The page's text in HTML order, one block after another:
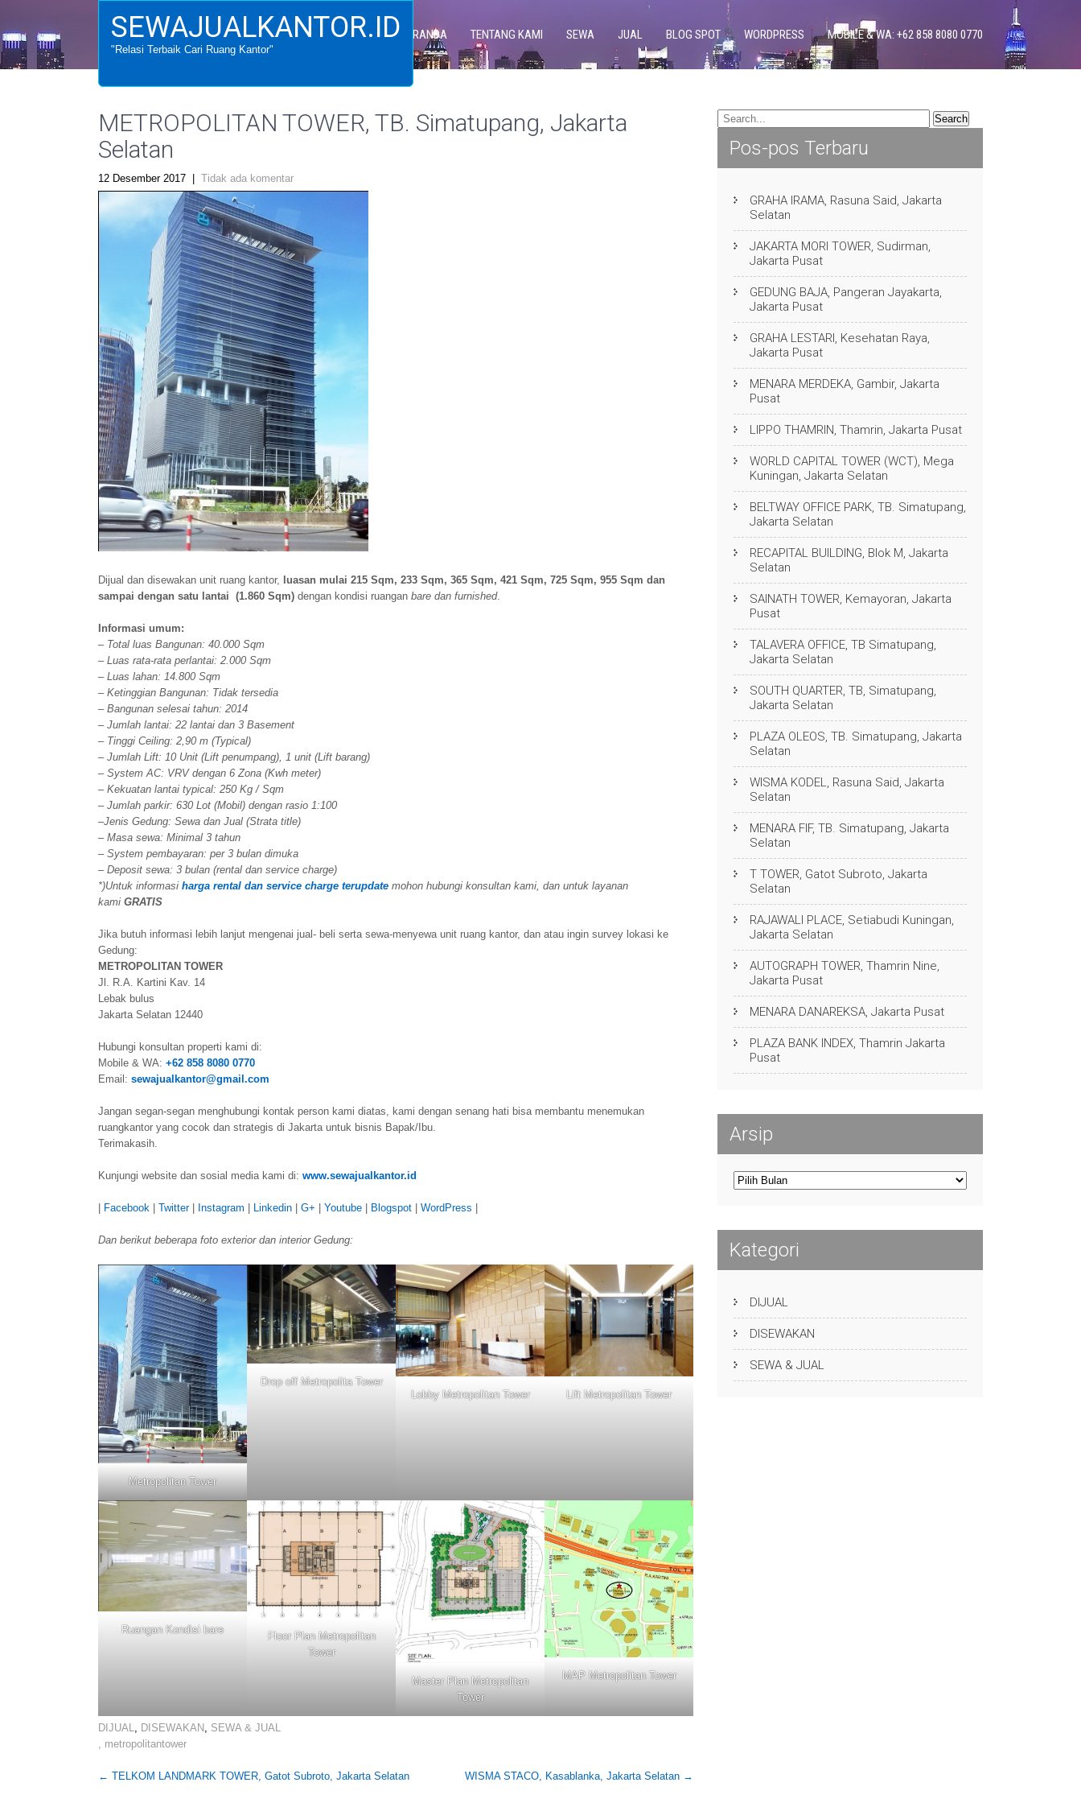
SEWAJUALKANTOR.ID
"Relasi Terbaik Cari Ruang Kantor"
BERANDA TENTANG KAMI SEWA JUAL BLOG SPOT WORDPRESS MOBILE & WA: +62 858 8080 0770
METROPOLITAN TOWER, TB. Simatupang, Jakarta
Selatan
12 Desember 2017 Tidak ada komentar
Dijual dan disewakan unit ruang kantor, luasan mulai 215 Sqm, 233 Sqm, 365 Sqm, 421 Sqm, 725 Sqm, 955 Sqm dan
sampai dengan satu lantai (1.860 Sqm) dengan kondisi ruangan bare dan furnished.
Informasi umum:
– Total luas Bangunan: 40.000 Sqm
– Luas rata-rata perlantai: 2.000 Sqm
– Luas lahan: 14.800 Sqm
– Ketinggian Bangunan: Tidak tersedia
– Bangunan selesai tahun: 2014
– Jumlah lantai: 22 lantai dan 3 Basement
– Tinggi Ceiling: 2,90 m (Typical)
– Jumlah Lift: 10 Unit (Lift penumpang), 1 unit (Lift barang)
– System AC: VRV dengan 6 Zona (Kwh meter)
– Kekuatan lantai typical: 250 Kg / Sqm
– Jumlah parkir: 630 Lot (Mobil) dengan rasio 1:100
–Jenis Gedung: Sewa dan Jual (Strata title)
– Masa sewa: Minimal 3 tahun
– System pembayaran: per 3 bulan dimuka
– Deposit sewa: 3 bulan (rental dan service charge)
*)Untuk informasi harga rental dan service charge terupdate mohon hubungi konsultan kami, dan untuk layanan
kami GRATIS
Jika butuh informasi lebih lanjut mengenai jual- beli serta sewa-menyewa unit ruang kantor, dan atau ingin survey lokasi ke
Gedung:
METROPOLITAN TOWER
Jl. R.A. Kartini Kav. 14
Lebak bulus
Jakarta Selatan 12440
Hubungi konsultan properti kami di:
Mobile & WA: +62 858 8080 0770
Email: sewajualkantor@gmail.com
Jangan segan-segan menghubungi kontak person kami diatas, kami dengan senang hati bisa membantu menemukan
ruangkantor yang cocok dan strategis di Jakarta untuk bisnis Bapak/Ibu.
Terimakasih.
Kunjungi website dan sosial media kami di: www.sewajualkantor.id
Facebook Twitter| Instagram Linkedin G+ Youtube Blogspot WordPress
Dan berikut beberapa foto exterior dan interior Gedung:
Metropolitan Tower
Drop off Metropolita Tower
Lobby Metropolitan Tower
Lift Metropolitan Tower
Ruangan Kondisi bare
Floor Plan Metropolitan
Tower
Master Plan Metropolitan
Tower
MAP Metropolitan Tower
DIJUAL, DISEWAKAN, SEWA & JUAL
, metropolitantower
Post
← TELKOM LANDMARK TOWER, Gatot Subroto, Jakarta Selatan WISMA STACO, Kasablanka, Jakarta Selatan →
Pos-pos Terbaru
GRAHA IRAMA, Rasuna Said, Jakarta
Selatan
JAKARTA MORI TOWER, Sudirman,
Jakarta Pusat
GEDUNG BAJA, Pangeran Jayakarta,
Jakarta Pusat
GRAHA LESTARI, Kesehatan Raya,
Jakarta Pusat
MENARA MERDEKA, Gambir, Jakarta
Pusat
LIPPO THAMRIN, Thamrin, Jakarta Pusat
WORLD CAPITAL TOWER (WCT), Mega
Kuningan, Jakarta Selatan
BELTWAY OFFICE PARK, TB. Simatupang,
Jakarta Selatan
RECAPITAL BUILDING, Blok M, Jakarta
Selatan
SAINATH TOWER, Kemayoran, Jakarta
Pusat
TALAVERA OFFICE, TB Simatupang,
Jakarta Selatan
SOUTH QUARTER, TB, Simatupang,
Jakarta Selatan
PLAZA OLEOS, TB. Simatupang, Jakarta
Selatan
WISMA KODEL, Rasuna Said, Jakarta
Selatan
MENARA FIF, TB. Simatupang, Jakarta
Selatan
T TOWER, Gatot Subroto, Jakarta
Selatan
RAJAWALI PLACE, Setiabudi Kuningan,
Jakarta Selatan
AUTOGRAPH TOWER, Thamrin Nine,
Jakarta Pusat
MENARA DANAREKSA, Jakarta Pusat
PLAZA BANK INDEX, Thamrin Jakarta
Pusat
Arsip
Arsip
Kategori
DIJUAL
DISEWAKAN
SEWA & JUAL